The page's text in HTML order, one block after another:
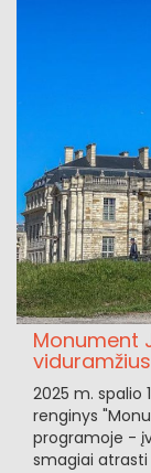
Monument
2025 m. spalio
renginys
programoje -
smagiai